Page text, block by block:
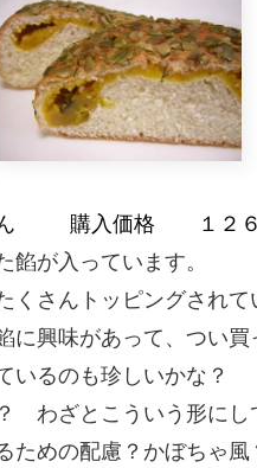
ぱん 購入価格 １２
餡が入っています。
さんトッピングされて
に興味があって、つい買
いるのも珍しいかな？
わざとこういう形にし
ための配慮？かぼちゃ風